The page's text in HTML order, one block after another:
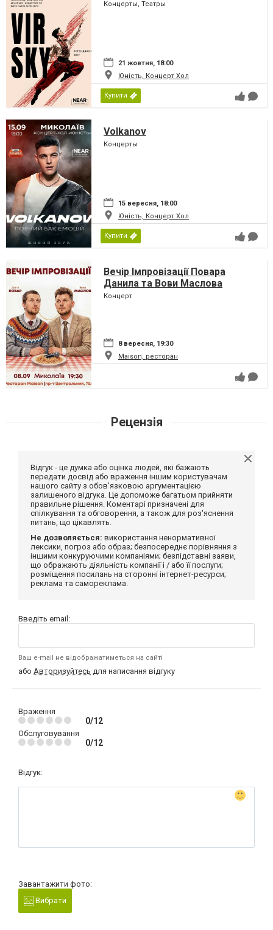
Концерты, Театры
21 жовтня, 18:00
Юність, Концерт Хол
Купити
Volkanov
Концерты
15 вересня, 18:00
Юність, Концерт Хол
Купити
Вечір Імпровізації Повара
Данила та Вови Маслова
Концерт
8 вересня, 19:30
Maison, ресторан
Рецензія
Відгук - це думка або оцінка людей, які бажають
передати досвід або враження іншим користувачам
нашого сайту з обов'язковою аргументацією
залишеного відгука. Це допоможе багатьом прийняти
правильне рішення. Коментарі призначені для
спілкування та обговорення, а також для роз'яснення
питань, що цікавлять.
Не дозволяється: використання ненормативної
лексики, погроз або образ; безпосереднє порівняння з
іншими конкуруючими компаніями; безпідставні заяви,
що ображають діяльність компанії і / або її послуги;
розміщення посилань на сторонні інтернет-ресурси;
реклама та самореклама.
Введіть email:
Ваш e-mail не відображатиметься на сайті
або Авторизуйтесь для написання відгуку
Враження
0/12
Обслуговування
0/12
Відгук:
Завантажити фото:
Вибрати